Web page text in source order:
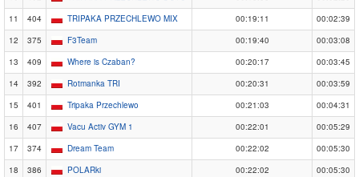
11
404 TRIPAKA PRZECHLEWO MIX 00:19:11
00:02:39
12
375 F3Team 00:19:40
00:03:08
13
409 Where is Czaban? 00:20:17
00:03:45
14
392 Rotmanka TRI 00:20:31
00:03:59
15
401 Tripaka Przechlewo 00:21:03
00:04:31
16
407 Vacu Activ GYM 1 00:22:01
00:05:29
17
374 Dream Team 00:22:02
00:05:30
18
386 POLARki 00:22:02
00:05:30